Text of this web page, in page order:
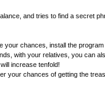
and tries to find a secret
your chances, install the program
with your relatives, you can
increase tenfold!
your chances of getting the